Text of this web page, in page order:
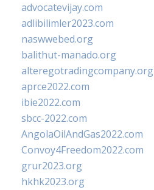
advocatevijay.com
adlibilimler2023.com
naswwebed.org
balithut-manado.org
alteregotradingcompany.org
aprce2022.com
ibie2022.com
sbcc-2022.com
AngolaOilAndGas2022.com
Convoy4Freedom2022.com
grur2023.org
hkhk2023.org